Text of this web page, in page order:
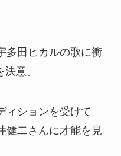
多田ヒカルの歌に衝
意。
ィションを受けて
健二さんに才能を見